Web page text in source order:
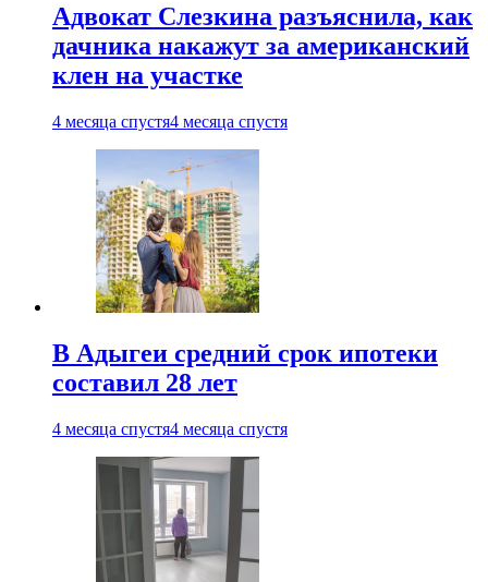
Адвокат Слезкина разъяснила, как
дачника накажут за американский
клен на участке
4 месяца спустя4 месяца спустя
В Адыгеи средний срок ипотеки
составил 28 лет
4 месяца спустя4 месяца спустя